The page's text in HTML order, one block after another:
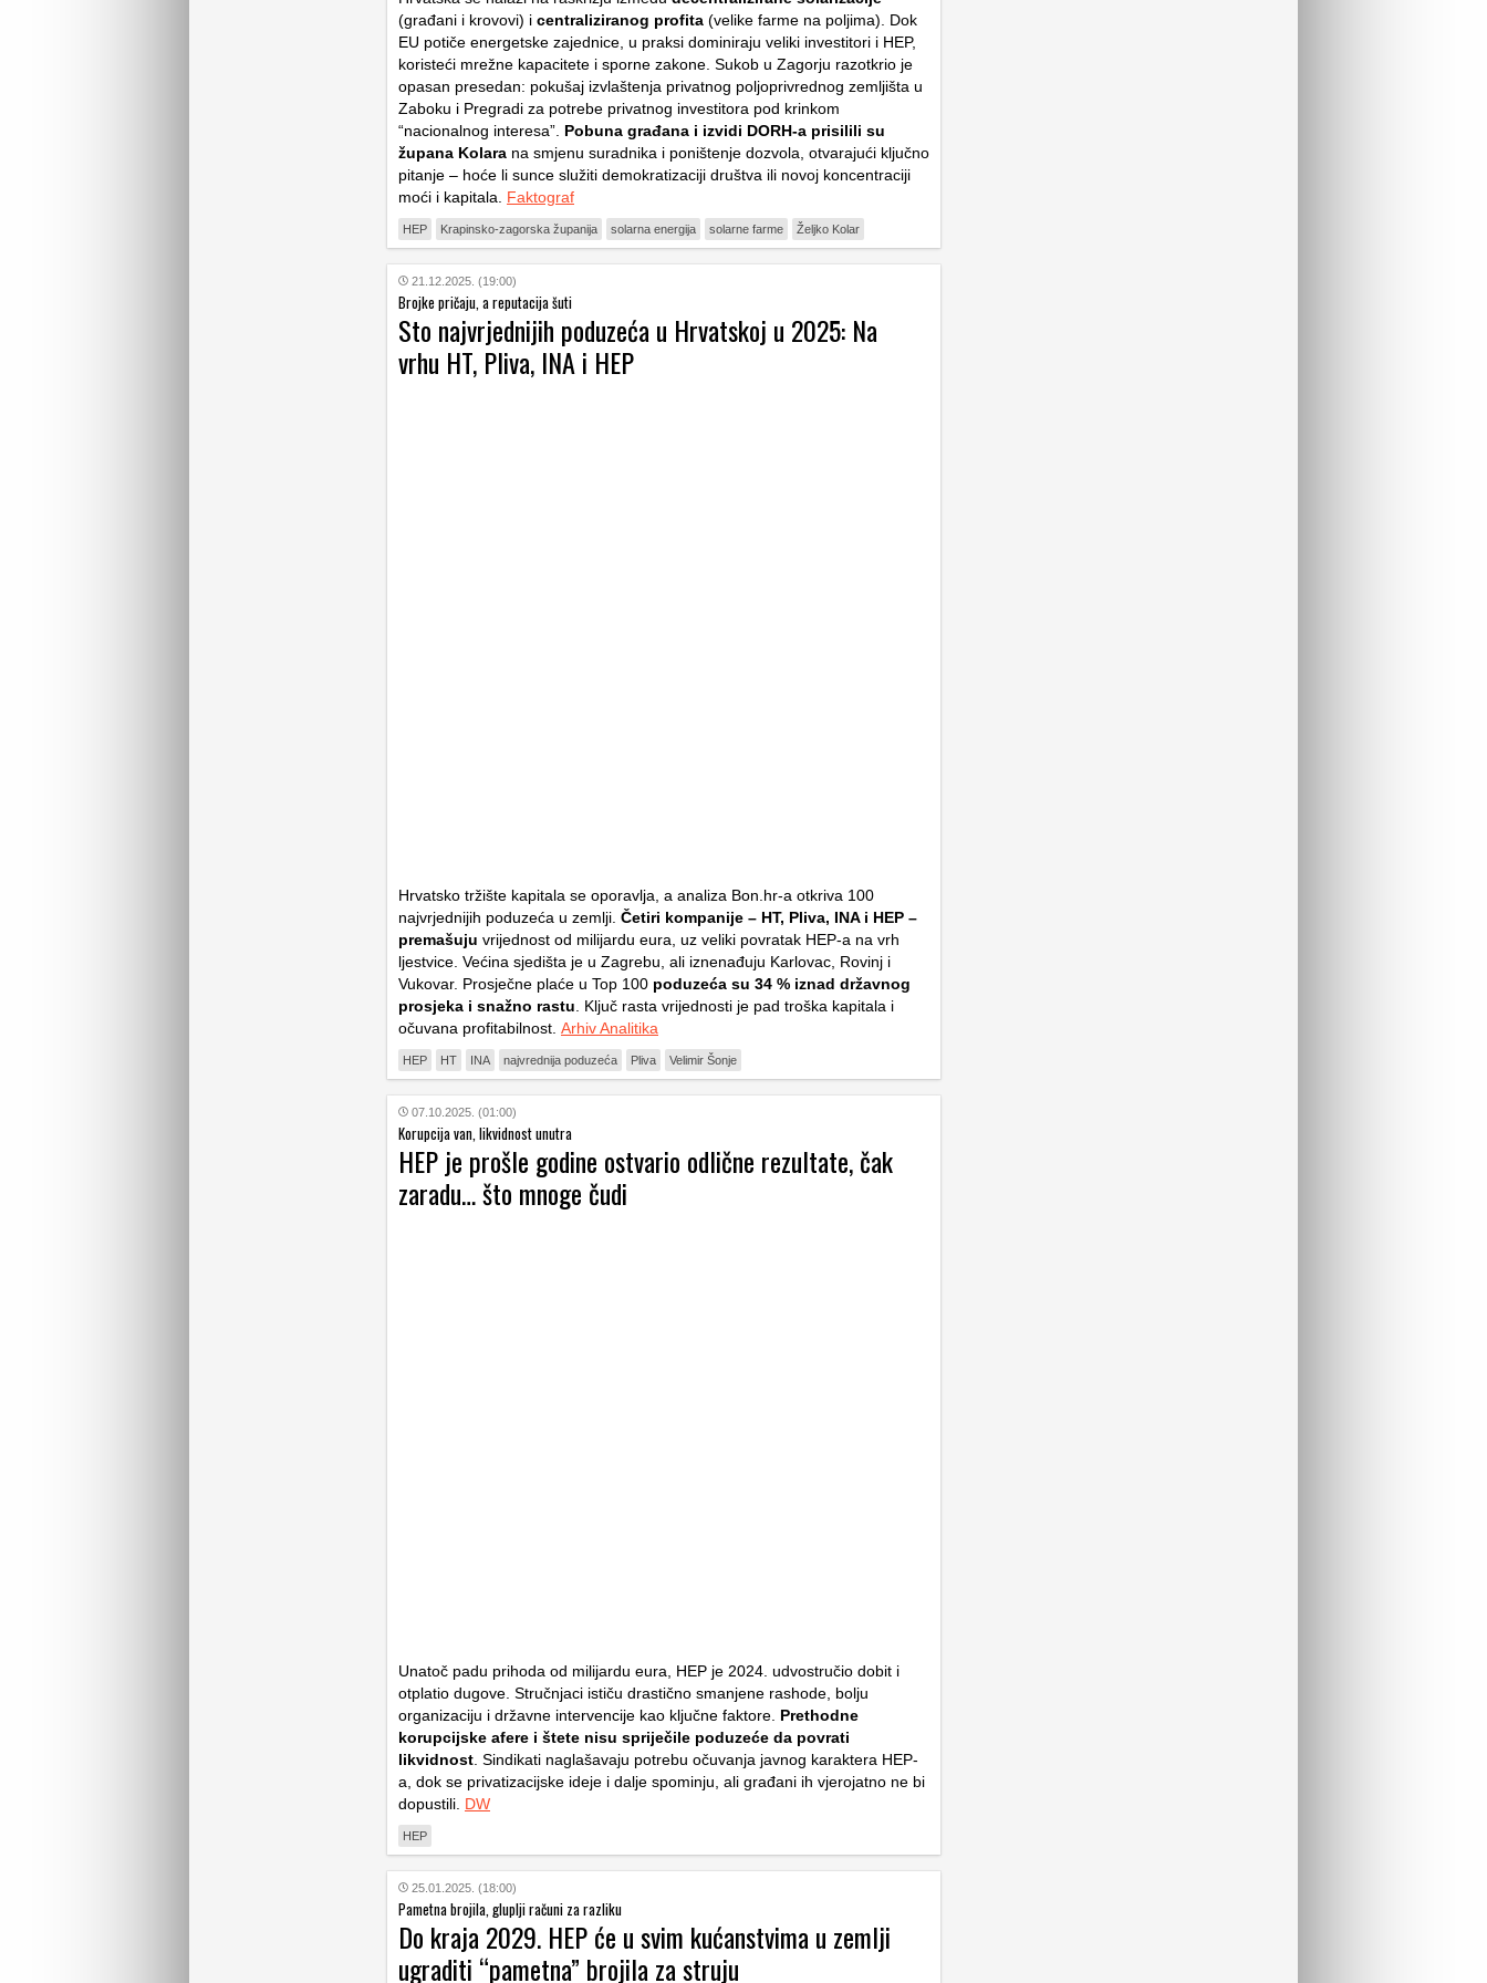
(građani i krovovi) i centraliziranog profita (velike farme na poljima). Dok
EU potiče energetske zajednice, u praksi dominiraju veliki investitori i HEP,
koristeći mrežne kapacitete i sporne zakone. Sukob u Zagorju razotkrio je
opasan presedan: pokušaj izvlaštenja privatnog poljoprivrednog zemljišta u
Zaboku i Pregradi za potrebe privatnog investitora pod krinkom
“nacionalnog interesa”. Pobuna građana i izvidi DORH-a prisilili su
župana Kolara na smjenu suradnika i poništenje dozvola, otvarajući ključno
pitanje – hoće li sunce služiti demokratizaciji društva ili novoj koncentraciji
moći i kapitala. Faktograf
HEP Krapinsko-zagorska županija solarna energija solarne farme Željko Kolar
21.12.2025. (19:00)
Brojke pričaju, a reputacija šuti
Sto najvrjednijih poduzeća u Hrvatskoj u 2025: Na
vrhu HT, Pliva, INA i HEP
Hrvatsko tržište kapitala se oporavlja, a analiza Bon.hr-a otkriva 100
najvrjednijih poduzeća u zemlji. Četiri kompanije – HT, Pliva, INA i HEP –
premašuju vrijednost od milijardu eura, uz veliki povratak HEP-a na vrh
ljestvice. Većina sjedišta je u Zagrebu, ali iznenađuju Karlovac, Rovinj i
Vukovar. Prosječne plaće u Top 100 poduzeća su 34 % iznad državnog
prosjeka i snažno rastu . Ključ rasta vrijednosti je pad troška kapitala i
očuvana profitabilnost. Arhiv Analitika
HEP HT INA najvrednija poduzeća Pliva Velimir Šonje
07.10.2025. (01:00)
Korupcija van, likvidnost unutra
HEP je prošle godine ostvario odlične rezultate, čak
zaradu… što mnoge čudi
Unatoč padu prihoda od milijardu eura, HEP je 2024. udvostručio dobit i
otplatio dugove. Stručnjaci ističu drastično smanjene rashode, bolju
organizaciju i državne intervencije kao ključne faktore. Prethodne
korupcijske afere i štete nisu spriječile poduzeće da povrati
likvidnost . Sindikati naglašavaju potrebu očuvanja javnog karaktera HEP-
a, dok se privatizacijske ideje i dalje spominju, ali građani ih vjerojatno ne bi
dopustili. DW
HEP
25.01.2025. (18:00)
Pametna brojila, gluplji računi za razliku
Do kraja 2029. HEP će u svim kućanstvima u zemlji
ugraditi “pametna” brojila za struju